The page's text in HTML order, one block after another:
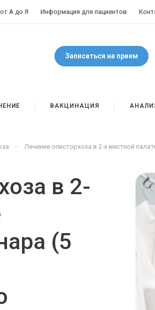
А до Я Информация для пациентов
Записаться на прием
ВАКЦИНАЦИЯ
— Лечение описторхоза в 2-х местной
в 2-
(5